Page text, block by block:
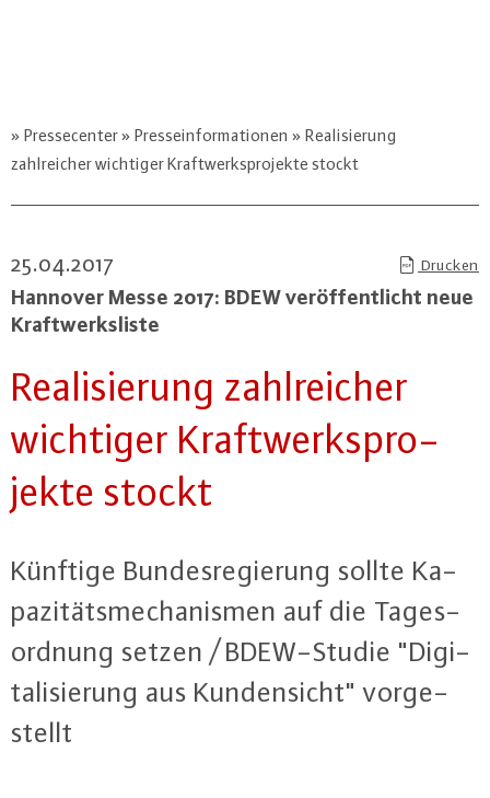
Pressecenter Presseinformationen
Realisierung
zahlreicher wichtiger Kraftwerksprojekte stockt
25.04.2017 Drucken
Hannover Messe 2017: BDEW ver­öf­fent­licht neue
Kraft­werks­lis­te
Rea­li­sie­rung zahl­rei­cher
wichtiger Kraft­werks­pro­
jek­te stockt
Künftige Bun­des­re­gie­rung sollte Ka­
pa­zi­täts­me­cha­nis­men auf die Ta­ges­
ord­nung setzen / BDEW-Stu­die "Di­gi­
ta­li­sie­rung aus Kun­den­sicht" vor­ge­
stellt